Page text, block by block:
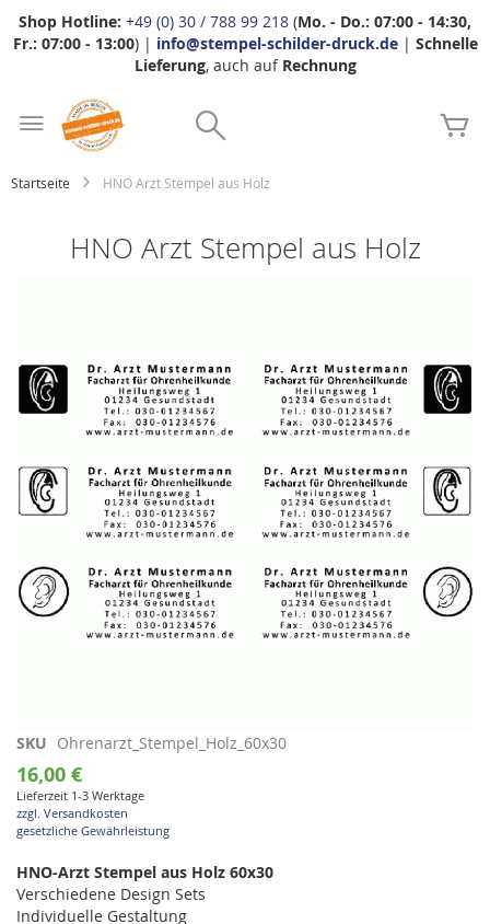
Shop Hotline: +49 (0) 30 / 788 99 218 (Mo. - Do.: 07:00 - 14:30,
Fr.: 07:00 - 13:00) | info@stempel-schilder-druck.de| Schnelle
Lieferung, auch auf Rechnung
Startseite HNO Arzt Stempel aus Holz
HNO Arzt Stempel aus Holz
springen
Zum
Anfang
der
Bildgalerie
springen
SKU Ohrenarzt_Stempel_Holz_60x30
16,00 €
Lieferzeit 1-3 Werktage
zzgl. Versandkosten
gesetzliche Gewährleistung
HNO-Arzt Stempel aus Holz 60x30
Verschiedene Design Sets
Individuelle Gestaltung